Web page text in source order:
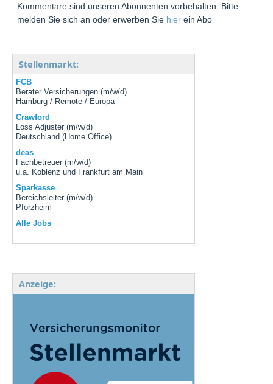
Kommentare sind unseren Abonnenten vorbehalten. Bitte
melden Sie sich an oder erwerben Sie hier ein Abo
Stellenmarkt:
FCB
Berater Versicherungen (m/w/d)
Hamburg / Remote / Europa
Crawford
Loss Adjuster (m/w/d)
Deutschland (Home Office)
deas
Fachbetreuer (m/w/d)
u.a. Koblenz und Frankfurt am Main
Sparkasse
Bereichsleiter (m/w/d)
Pforzheim
Alle Jobs
Anzeige: